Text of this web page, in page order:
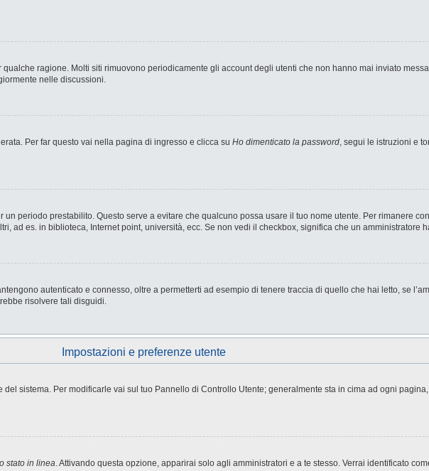
ragione. Molti siti rimuovono periodicamente gli account degli utenti che non hanno mai inviato
nelle discussioni.
Per far questo vai nella pagina di ingresso e clicca su Ho dimenticato la password, segui le istruzioni e
periodo prestabilito. Questo serve a evitare che qualcuno possa usare il tuo nome utente. Per rimanere
ad es. in biblioteca, Internet point, università, ecc. Se non vedi il checkbox, significa che un amministratore
autenticato e connesso, oltre a permetterti ad esempio di tenere traccia di quello che hai letto, se
risolvere tali disguidi.
Impostazioni e preferenze utente
sistema. Per modificarle vai sul tuo Pannello di Controllo Utente; generalmente sta in cima ad ogni
stato in linea. Attivando questa opzione, apparirai solo agli amministratori e a te stesso. Verrai identificato